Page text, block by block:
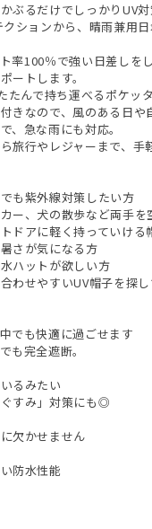
ぶるだけでしっかりUV対
ションから、晴雨兼用
率100％で強い日差しを
ートします。
んで持ち運べるポケッタ
きなので、風のある日や
、急な雨にも対応。
旅行やレジャーまで、手
も紫外線対策したい方
ー、犬の散歩など両手を
ドアに軽く持っていけ
さが気になる方
ハットが欲しい方
わせやすいUV帽子を探
でも快適に過ごせます
も完全遮断。
るみたい
すみ」対策にも◎
欠かせません
防水性能